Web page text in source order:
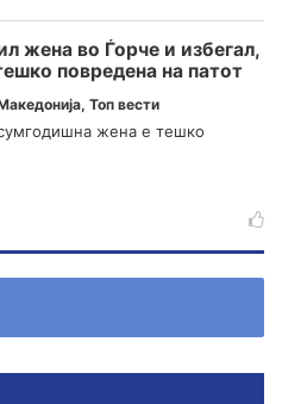
жена во Ѓорче и избегал,
повредена на патот
, Топ вести
жена е тешко